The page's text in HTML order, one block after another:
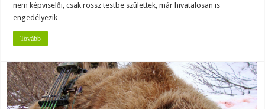
nem képviselői, csak rossz testbe születtek, már hivatalosan is
engedélyezik …
Tovább